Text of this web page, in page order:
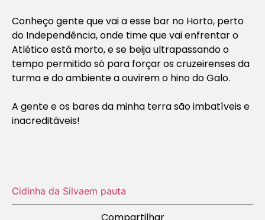
Conheço gente que vai a esse bar no Horto, perto
do Independência, onde time que vai enfrentar o
Atlético está morto, e se beija ultrapassando o
tempo permitido só para forçar os cruzeirenses da
turma e do ambiente a ouvirem o hino do Galo.
A gente e os bares da minha terra são imbatíveis e
inacreditáveis!
Cidinha da Silvaem pauta
Compartilhar